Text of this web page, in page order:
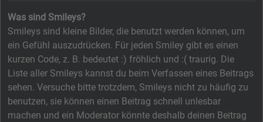
Was sind Smileys?
Smileys sind kleine Bilder, die benutzt werden können, um
ein Gefühl auszudrücken. Für jeden Smiley gibt es einen
kurzen Code, z. B. bedeutet :) fröhlich und :( traurig. Die
Liste aller Smileys kannst du beim Verfassen eines Beitrags
sehen. Versuche bitte trotzdem, Smileys nicht zu häufig zu
benutzen, sie können einen Beitrag schnell unlesbar
machen und ein Moderator könnte deshalb deinen Beitrag